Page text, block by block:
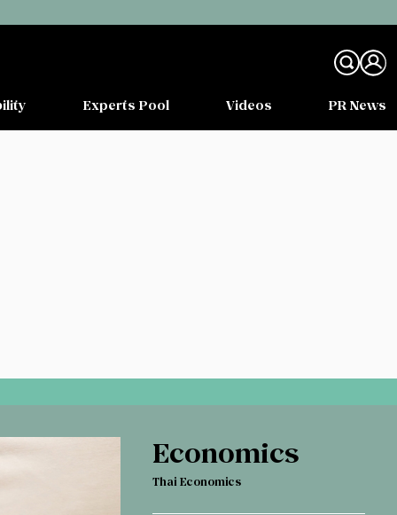
Experts Pool Videos PR News
Economics
Thai Economics